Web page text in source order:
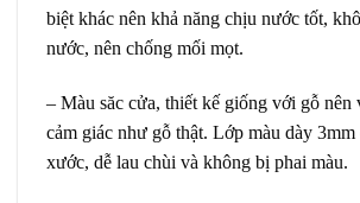
biệt khác nên khả năng chịu nước tốt,
nước, nên chống mối mọt.
– Màu săc cửa, thiết kế giống với gỗ nên
cảm giác như gỗ thật. Lớp màu dày
xước, dễ lau chùi và không bị phai màu.